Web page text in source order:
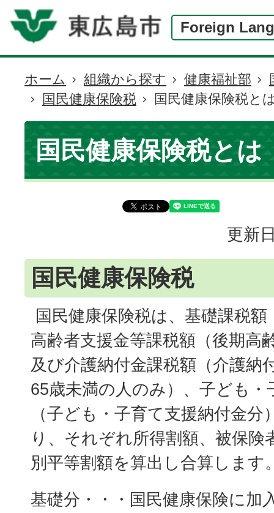
Foreign
現
在
の
位
置
ホーム 組織から探す 健康福祉部
国民健康保険税
国民健康保険税と
国民健康保険税とは
更新
国民健康保険税
国民健康保険税は、基礎課税
高齢者支援金等課税額（後期高
及び介護納付金課税額（介護納
65歳未満の人のみ）、子ども・
（子ども・子育て支援納付金
り、それぞれ所得割額、被保険
別平等割額を算出し合算します
基礎分・・・国民健康保険に加